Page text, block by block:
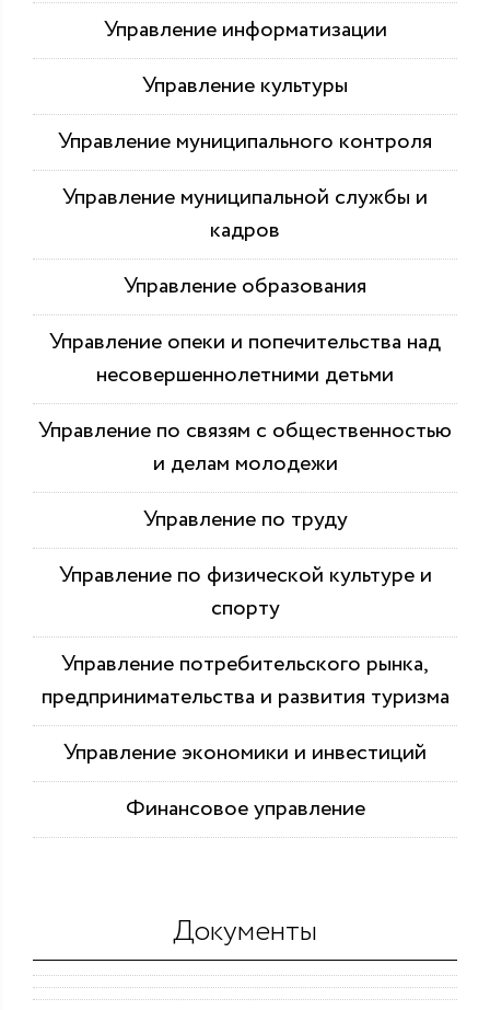
Управление информатизации
Управление культуры
Управление муниципального контроля
Управление муниципальной службы и
кадров
Управление образования
Управление опеки и попечительства над
несовершеннолетними детьми
Управление по связям с общественностью
и делам молодежи
Управление по труду
Управление по физической культуре и
спорту
Управление потребительского рынка,
предпринимательства и развития туризма
Управление экономики и инвестиций
Финансовое управление
Документы